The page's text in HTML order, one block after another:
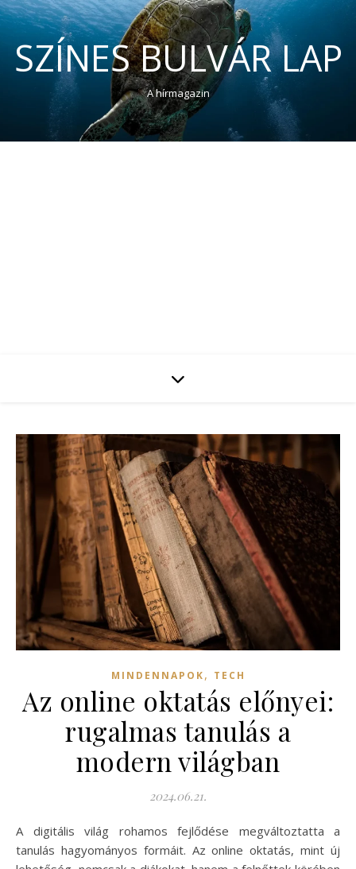
SZÍNES BULVÁR LAP
A hírmagazin
MINDENNAPOK, TECH
Az online oktatás előnyei:
rugalmas tanulás a
modern világban
2024.06.21.
A digitális világ rohamos fejlődése megváltoztatta a
tanulás hagyományos formáit. Az online oktatás, mint új